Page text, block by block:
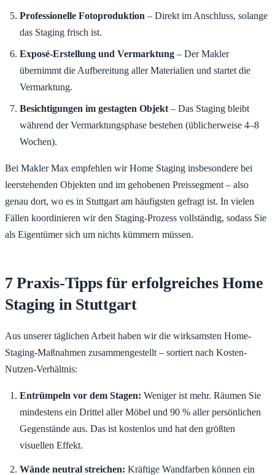
Professionelle Fotoproduktion – Direkt im Anschluss, solange
das Staging frisch ist.
Exposé-Erstellung und Vermarktung – Der Makler
übernimmt die Aufbereitung aller Materialien und startet die
Vermarktung.
Besichtigungen im gestagten Objekt – Das Staging bleibt
während der Vermarktungsphase bestehen (üblicherweise 4–8
Wochen).
Bei Makler Max empfehlen wir Home Staging insbesondere bei
leerstehenden Objekten und im gehobenen Preissegment – also
genau dort, wo es in Stuttgart am häufigsten gefragt ist. In vielen
Fällen koordinieren wir den Staging-Prozess vollständig, sodass Sie
als Eigentümer sich um nichts kümmern müssen.
7 Praxis-Tipps für erfolgreiches Home
Staging in Stuttgart
Aus unserer täglichen Arbeit haben wir die wirksamsten Home-
Staging-Maßnahmen zusammengestellt – sortiert nach Kosten-
Nutzen-Verhältnis:
Entrümpeln vor dem Stagen: Weniger ist mehr. Räumen Sie
mindestens ein Drittel aller Möbel und 90 % aller persönlichen
Gegenstände aus. Das ist kostenlos und hat den größten
visuellen Effekt.
Wände neutral streichen: Kräftige Wandfarben können ein